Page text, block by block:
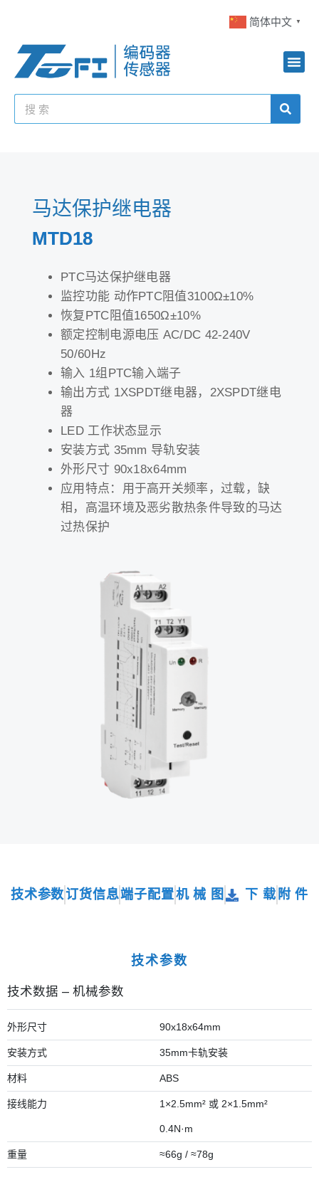
简体中文 ▼
马达保护继电器
MTD18
PTC马达保护继电器
监控功能 动作PTC阻值3100Ω±10%
恢复PTC阻值1650Ω±10%
额定控制电源电压 AC/DC 42-240V
50/60Hz
输入 1组PTC输入端子
输出方式 1XSPDT继电器，2XSPDT继电
器
LED 工作状态显示
安装方式 35mm 导轨安装
外形尺寸 90x18x64mm
应用特点：用于高开关频率，过载，缺
相，高温环境及恶劣散热条件导致的马达
过热保护
技术参数订货信息端子配置机 械 图 下 载 附 件
技术参数
技术数据 – 机械参数
外形尺寸 90x18x64mm
安装方式 35mm卡轨安装
材料 ABS
接线能力 1×2.5mm² 或 2×1.5mm²
0.4N·m
重量 ≈66g / ≈78g